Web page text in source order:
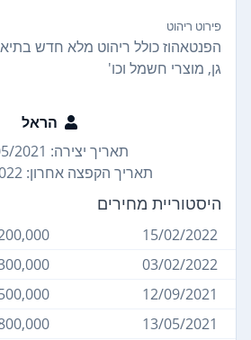
פירוט ריהוט
הפנטאהוז כולל ריהוט מלא חדש
גן, מוצרי חשמל וכו'
הראל
תאריך יצירה: 14/05/2021
תאריך הקפצה אחרון: 22/04/2022
היסטוריית מחירים
15/02/2022
₪
03/02/2022
₪
12/09/2021
₪
13/05/2021
₪